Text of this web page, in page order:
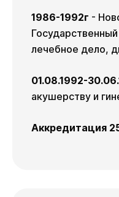
1986-1992г -
лечебное дело,
01.08.1992-
акушерству и
Аккредитация